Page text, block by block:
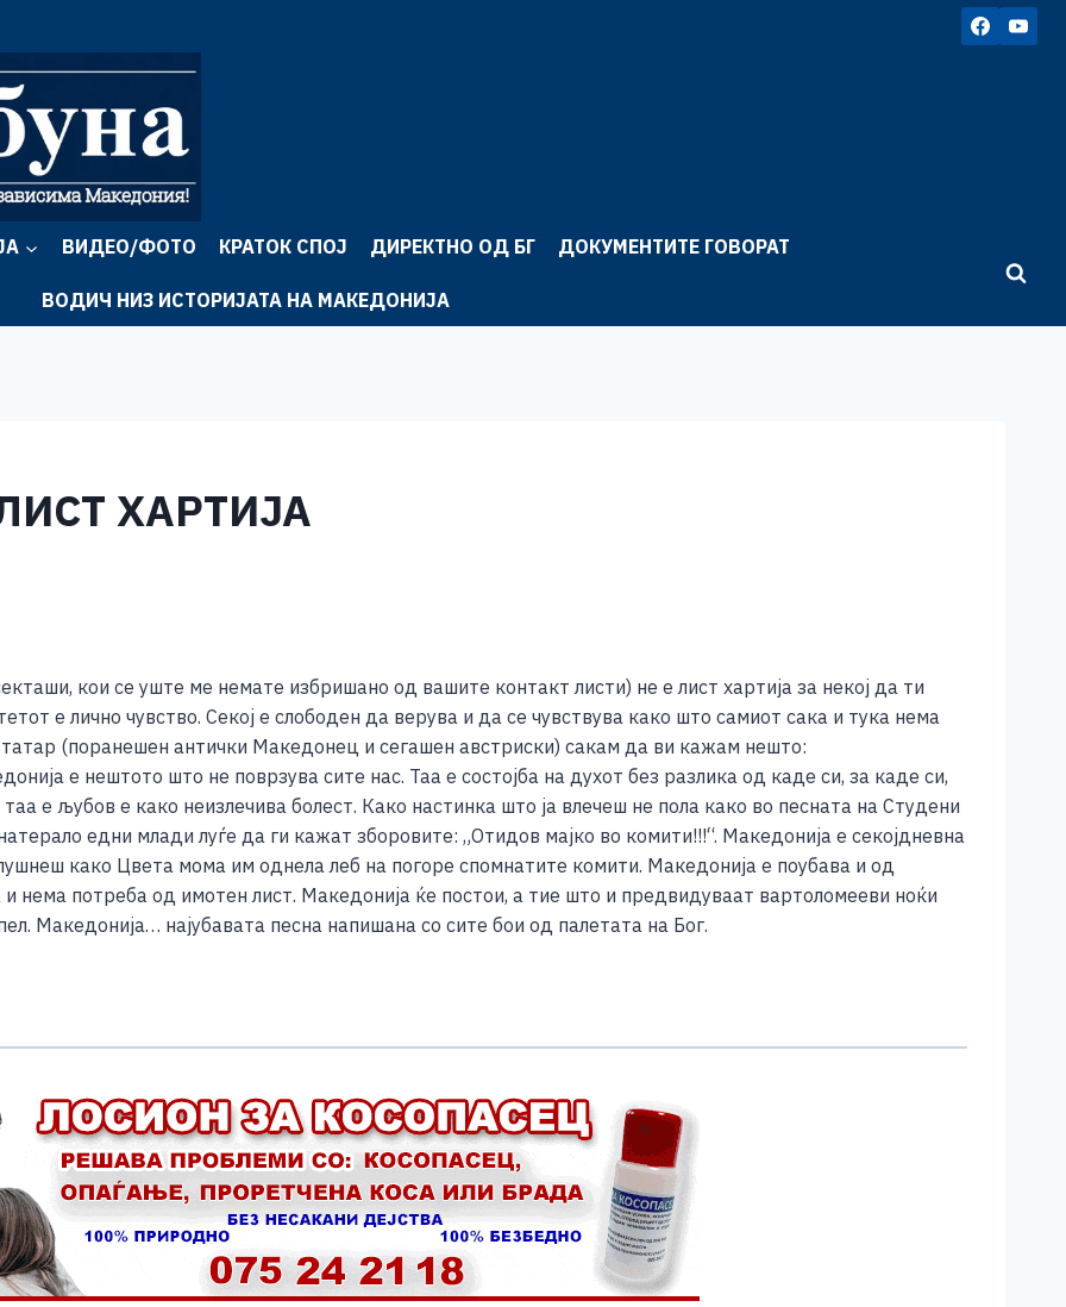
ВИДЕО/ФОТО КРАТОК СПОЈ ДИРЕКТНО ОД БГ ДОКУМЕНТИТЕ ГОВОРАТ
ВОДИЧ НИЗ ИСТОРИЈАТА НА МАКЕДОНИЈА
ХАРТИЈА
кои се уште ме немате избришано од вашите контакт листи) не е лист хартија за некој да ти
е лично чувство. Секој е слободен да верува и да се чувствува како што самиот сака и тука нема
(поранешен антички Македонец и сегашен австриски) сакам да ви кажам нешто:
е нештото што не поврзува сите нас. Таа е состојба на духот без разлика од каде си, за каде си,
е љубов е како неизлечива болест. Како настинка што ја влечеш не пола како во песната на Студени
едни млади луѓе да ги кажат зборовите: „Отидов мајко во комити!!!“. Македонија е секојдневна
како Цвета мома им однела леб на погоре спомнатите комити. Македонија е поубава и од
нема потреба од имотен лист. Македонија ќе постои, а тие што и предвидуваат вартоломееви ноќи
Македонија… најубавата песна напишана со сите бои од палетата на Бог.